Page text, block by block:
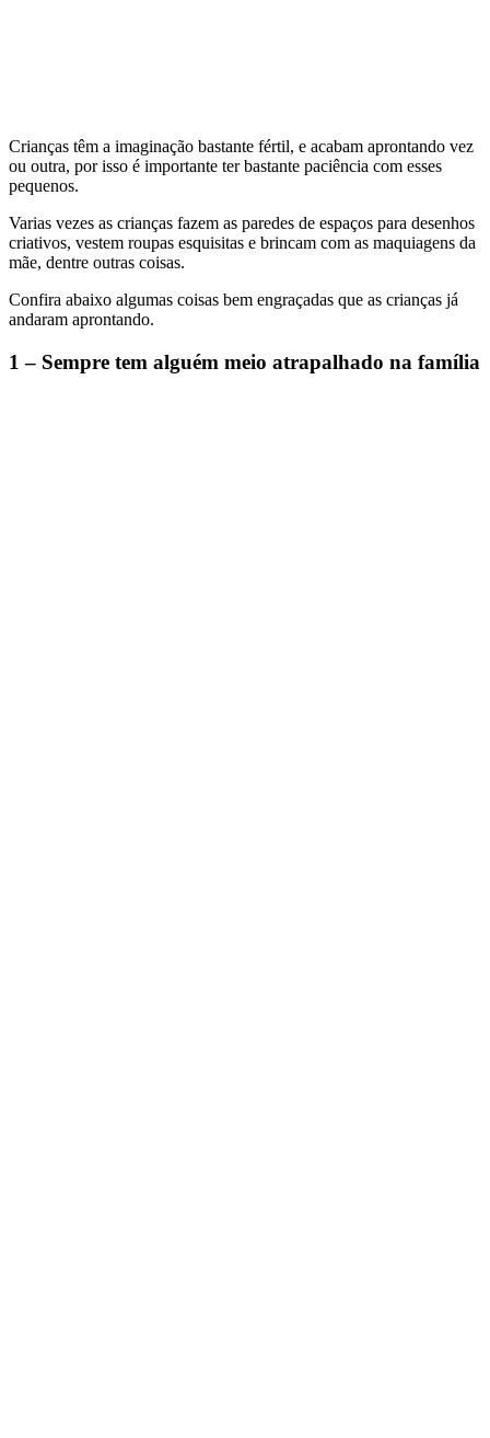
Crianças têm a imaginação bastante fértil, e acabam aprontando vez
ou outra, por isso é importante ter bastante paciência com esses
pequenos.
Varias vezes as crianças fazem as paredes de espaços para desenhos
criativos, vestem roupas esquisitas e brincam com as maquiagens da
mãe, dentre outras coisas.
Confira abaixo algumas coisas bem engraçadas que as crianças já
andaram aprontando.
1 – Sempre tem alguém meio atrapalhado na família